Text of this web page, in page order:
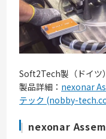
Soft2Tech製（ドイツ）
製品詳細： nexonar
テック (nobby-
nexonar